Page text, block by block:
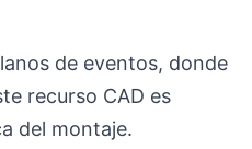
de eventos, donde
recurso CAD es
del montaje.